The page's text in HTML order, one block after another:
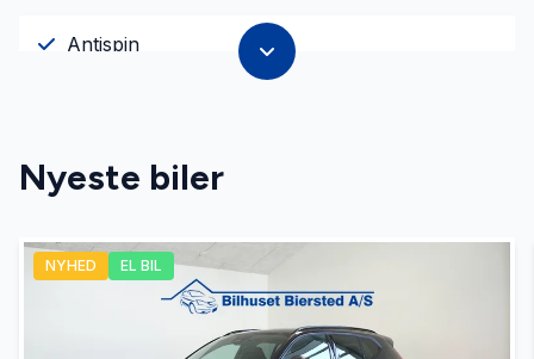
Antispin
Automatgear
Automatisk fjernlys
Automatisk lys
Nyeste biler
NYHED EL BIL